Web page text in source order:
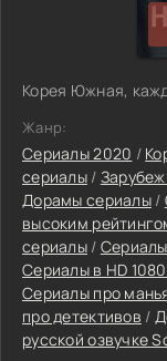
Корея Южная,
Жанр:
Сериалы 2020 /
сериалы/
Дорамы сериалы/
высоким
сериалы/
Сериалы в HD
Сериалы про
про детективов /
русской озвучке